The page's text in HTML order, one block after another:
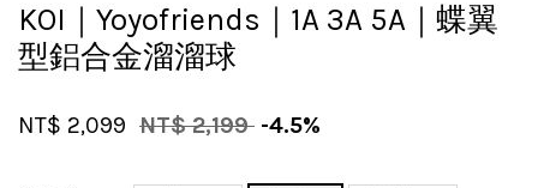
KOI｜Yoyofriends｜1A 3A 5A｜蝶翼
型鋁合金溜溜球
NT$ 2,099 NT$ 2,199 -4.5%